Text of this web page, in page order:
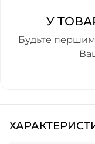
У
Будьте